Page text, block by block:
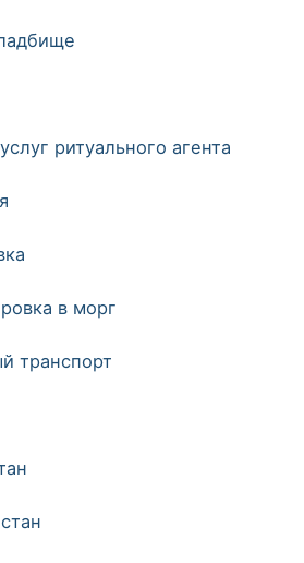
ритуального агента
в морг
транспорт